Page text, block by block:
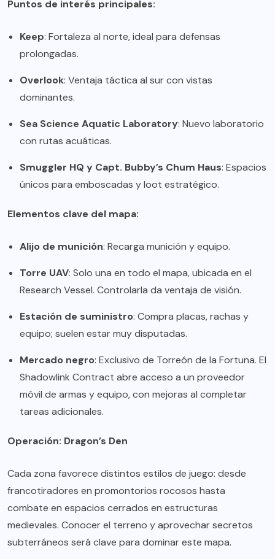
Puntos de interés principales:
Keep: Fortaleza al norte, ideal para defensas
prolongadas.
Overlook: Ventaja táctica al sur con vistas
dominantes.
Sea Science Aquatic Laboratory: Nuevo laboratorio
con rutas acuáticas.
Smuggler HQ y Capt. Bubby’s Chum Haus: Espacios
únicos para emboscadas y loot estratégico.
Elementos clave del mapa:
Alijo de munición: Recarga munición y equipo.
Torre UAV: Solo una en todo el mapa, ubicada en el
Research Vessel. Controlarla da ventaja de visión.
Estación de suministro: Compra placas, rachas y
equipo; suelen estar muy disputadas.
Mercado negro: Exclusivo de Torreón de la Fortuna. El
Shadowlink Contract abre acceso a un proveedor
móvil de armas y equipo, con mejoras al completar
tareas adicionales.
Operación: Dragon’s Den
Cada zona favorece distintos estilos de juego: desde
francotiradores en promontorios rocosos hasta
combate en espacios cerrados en estructuras
medievales. Conocer el terreno y aprovechar secretos
subterráneos será clave para dominar este mapa.